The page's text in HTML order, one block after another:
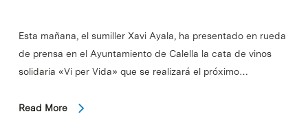
Esta mañana, el sumiller Xavi Ayala, ha presentado en rueda
de prensa en el Ayuntamiento de Calella la cata de vinos
solidaria «Vi per Vida» que se realizará el próximo…
Read More